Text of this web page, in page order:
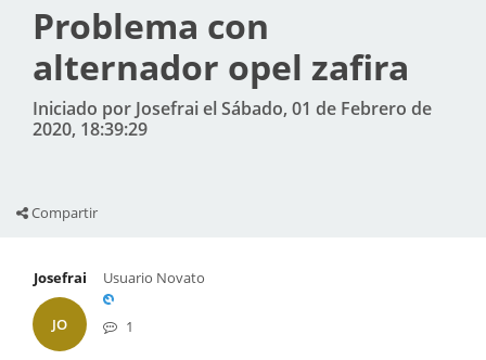
Problema con
alternador opel zafira
Iniciado por Josefrai el Sábado, 01 de Febrero de
2020, 18:39:29
Compartir
Josefrai
JO
Usuario Novato
1